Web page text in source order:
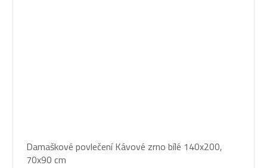
Damaškové povlečení Kávové zrno bílé 140x200,
70x90 cm